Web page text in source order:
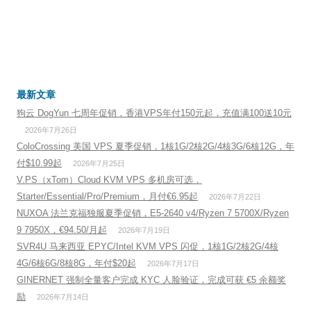
最新文章
狗云 DogYun 七周年促销，香港VPS年付150元起，充值满100送10元
2026年7月26日
ColoCrossing 美国 VPS 夏季促销，1核1G/2核2G/4核3G/6核12G，年
付$10.99起
2026年7月25日
V.PS（xTom）Cloud KVM VPS 多机房可选，
Starter/Essential/Pro/Premium，月付€6.95起
2026年7月22日
NUXOA 法兰克福独服夏季促销，E5-2640 v4/Ryzen 7 5700X/Ryzen
9 7950X，€94.50/月起
2026年7月19日
SVR4U 马来西亚 EPYC/Intel KVM VPS 闪促，1核1G/2核2G/4核
4G/6核6G/8核8G，年付$20起
2026年7月17日
GINERNET 强制全量客户完成 KYC 人脸验证，完成可获 €5 余额奖
励
2026年7月14日